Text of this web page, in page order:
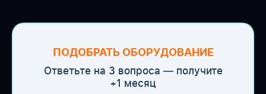
ПОДОБРАТЬ ОБОРУДОВАНИЕ
Ответьте на 3 вопроса — получите
+1 месяц